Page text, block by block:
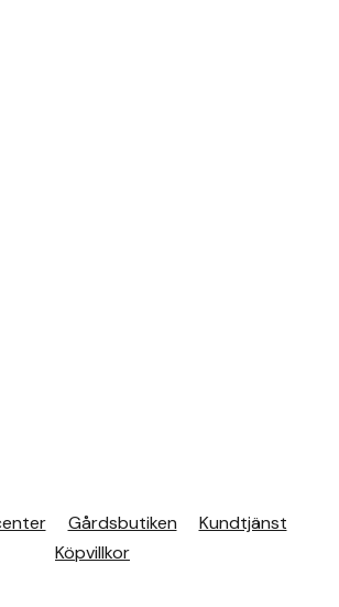
Gårdsbutiken
Kundtjänst
Köpvillkor